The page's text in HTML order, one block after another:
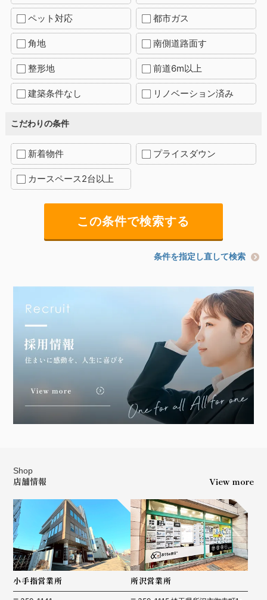
ペット対応 都市ガス
角地 南側道路面す
整形地 前道6m以上
建築条件なし リノベーション済み
こだわりの条件
新着物件 プライスダウン
カースペース2台以上
条件を指定し直して検索
Shop
店舗情報 View more
小手指営業所 所沢営業所